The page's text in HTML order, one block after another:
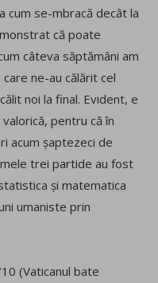
cum se-mbracă decât la
că poate
câteva săptămâni am
ne-au călărit cel
noi la final. Evident, e
pentru că în
acum șaptezeci de
trei partide au fost
și matematica
umaniste prin
(Vaticanul bate